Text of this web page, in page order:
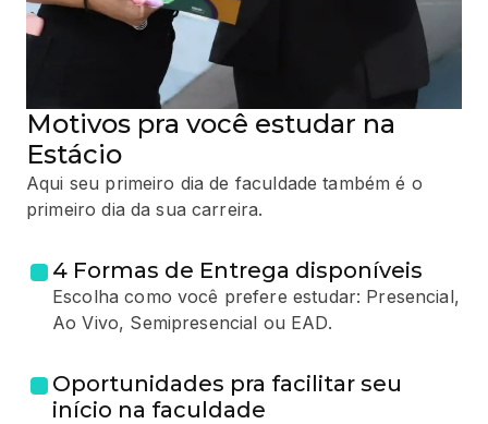
Motivos pra você estudar na
Estácio
Aqui seu primeiro dia de faculdade também é o
primeiro dia da sua carreira.
4 Formas de Entrega disponíveis
Escolha como você prefere estudar: Presencial,
Ao Vivo, Semipresencial ou EAD.
Oportunidades pra facilitar seu
início na faculdade